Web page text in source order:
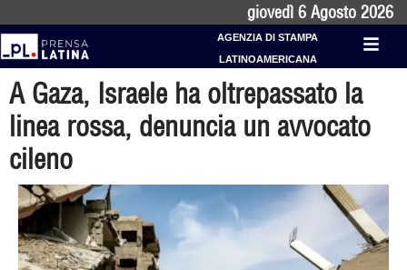
giovedì 6 Agosto 2026
AGENZIA DI STAMPA
LATINOAMERICANA
A Gaza, Israele ha oltrepassato la
linea rossa, denuncia un avvocato
cileno